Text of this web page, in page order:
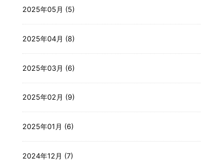
2025年05月 (5)
2025年04月 (8)
2025年03月 (6)
2025年02月 (9)
2025年01月 (6)
2024年12月 (7)